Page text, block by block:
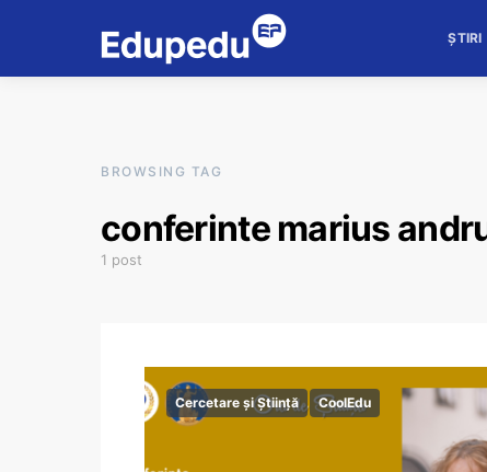
ȘTIRI
BROWSING TAG
conferinte marius
1 post
Cercetare și Știință CoolEdu